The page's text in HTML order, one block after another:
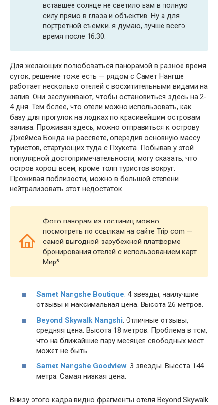
вставшее солнце не светило вам в полную
силу прямо в глаза и объектив. Ну а для
портретной съемки, я думаю, лучше всего
время после 16:30.
Для желающих полюбоваться панорамой в разное время
суток, решение тоже есть — рядом с Самет Нангше
работает несколько отелей с восхитительными видами на
залив. Они заслуживают, чтобы остановиться здесь на 2-
4 дня. Тем более, что отели можно использовать, как
базу для прогулок на лодках по красивейшим островам
залива. Проживая здесь, можно отправиться к острову
Джеймса Бонда на рассвете, опередив основную массу
туристов, стартующих туда с Пхукета. Побывав у этой
популярной достопримечательности, могу сказать, что
остров хорош всем, кроме толп туристов вокруг.
Проживая поблизости, можно в большой степени
нейтрализовать этот недостаток.
Фото панорам из гостиниц можно
посмотреть по ссылкам на сайте Trip com —
самой выгодной зарубежной платформе
бронирования отелей с использованием карт
Мир³:
Samet Nangshe Boutique. 4 звезды, наилучшие
отзывы и максимальная цена. Высота 26 метров.
Beyond Skywalk Nangshi. Отличные отзывы,
средняя цена. Высота 18 метров. Проблема в том,
что на ближайшие пару месяцев свободных мест
может не быть.
Samet Nangshe Goodview. 3 звезды. Высота 144
метра. Самая низкая цена.
Внизу этого кадра видно фрагменты отеля Beyond Skywalk